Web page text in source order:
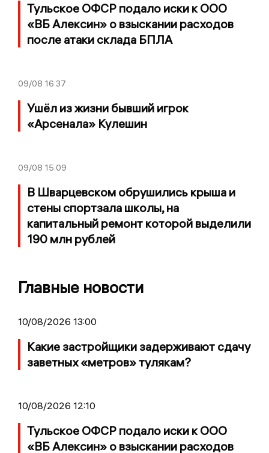
Тульское ОФСР подало иски к ООО
«ВБ Алексин» о взыскании расходов
после атаки склада БПЛА
09/08 16:37
Ушёл из жизни бывший игрок
«Арсенала» Кулешин
09/08 15:09
В Шварцевском обрушились крыша и
стены спортзала школы, на
капитальный ремонт которой выделили
190 млн рублей
Главные новости
10/08/2026 13:00
Какие застройщики задерживают сдачу
заветных «метров» тулякам?
10/08/2026 12:10
Тульское ОФСР подало иски к ООО
«ВБ Алексин» о взыскании расходов